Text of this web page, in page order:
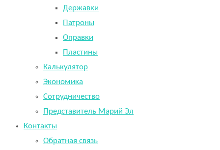
Державки
Патроны
Оправки
Пластины
Калькулятор
Экономика
Сотрудничество
Представитель Марий Эл
Контакты
Обратная связь